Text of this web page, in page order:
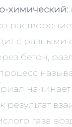
химический:
с разными
бетон,
начинает
газа